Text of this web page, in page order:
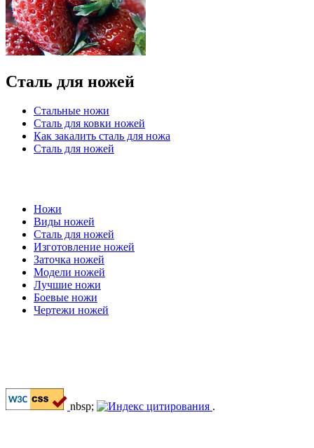
Сталь для ножей
Стальные ножи
Сталь для ковки ножей
Как закалить сталь для ножа
Сталь для ножей
Ножи
Виды ножей
Сталь для ножей
Изготовление ножей
Заточка ножей
Модели ножей
Лучшие ножи
Боевые ножи
Чертежи ножей
nbsp; .